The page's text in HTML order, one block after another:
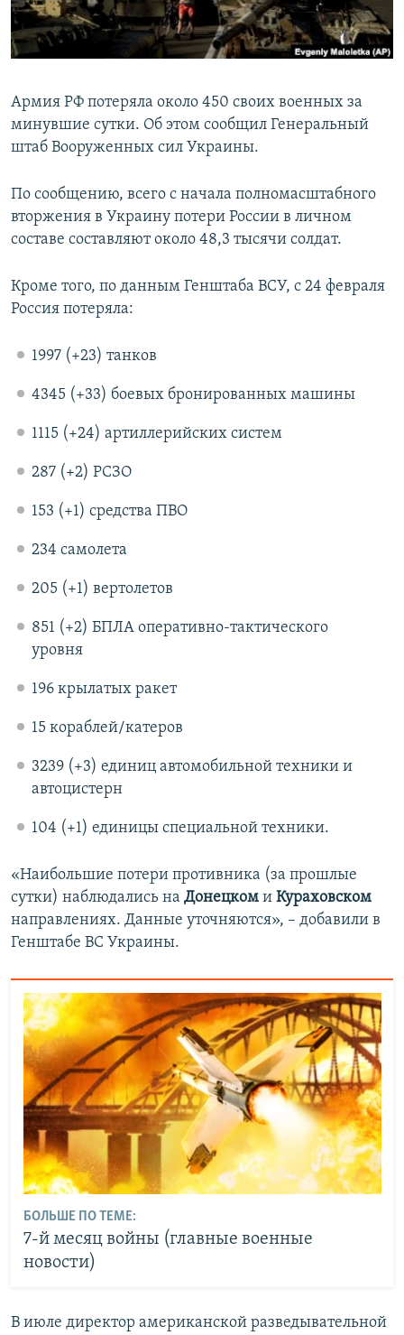
ПОБЕДИТЕЛЕЙ НЕ СУДЯТ?
КРЫМ.НЕПОКОРЕННЫЙ
УКРАИНСКАЯ ПРОБЛЕМА КРЫМА
ПРИСОЕДИНЯЙТЕСЬ!
Все сайты RFE/RL
Армия РФ потеряла около 450 своих военных за
минувшие сутки. Об этом сообщил Генеральный
штаб Вооруженных сил Украины.
По сообщению, всего с начала полномасштабного
вторжения в Украину потери России в личном
составе составляют около 48,3 тысячи солдат.
Кроме того, по данным Генштаба ВСУ, с 24 февраля
Россия потеряла:
1997 (+23) танков
4345 (+33) боевых бронированных машины
1115 (+24) артиллерийских систем
287 (+2) РСЗО
153 (+1) средства ПВО
234 самолета
205 (+1) вертолетов
851 (+2) БПЛА оперативно-тактического
уровня
196 крылатых ракет
15 кораблей/катеров
3239 (+3) единиц автомобильной техники и
автоцистерн
104 (+1) единицы специальной техники.
«Наибольшие потери противника (за прошлые
сутки) наблюдались на Донецком и Кураховском
направлениях. Данные уточняются», – добавили в
Генштабе ВС Украины.
БОЛЬШЕ ПО ТЕМЕ:
7-й месяц войны (главные военные
новости)
В июле директор американской разведывательной